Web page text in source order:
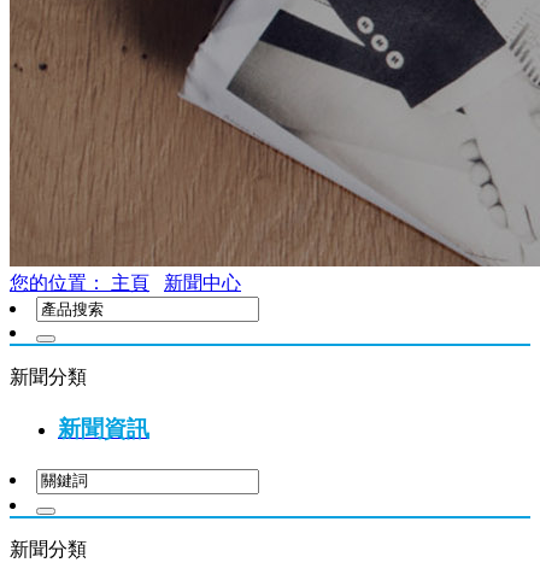
您的位置： 主頁 新聞中心
新聞分類
新聞資訊
新聞分類